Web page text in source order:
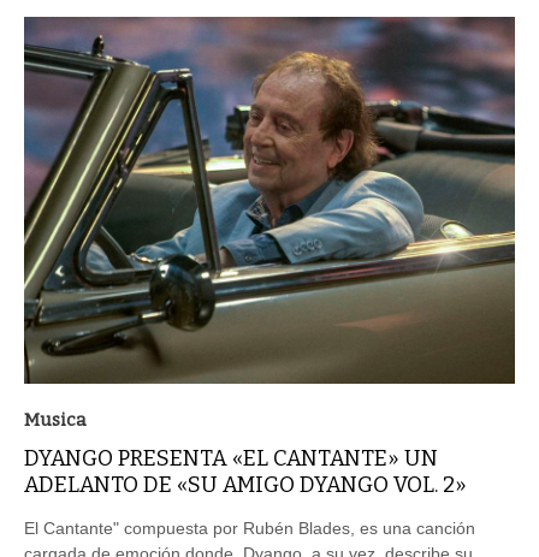
Musica
DYANGO PRESENTA «EL CANTANTE» UN
ADELANTO DE «SU AMIGO DYANGO VOL. 2»
El Cantante" compuesta por Rubén Blades, es una canción
cargada de emoción donde, Dyango, a su vez, describe su